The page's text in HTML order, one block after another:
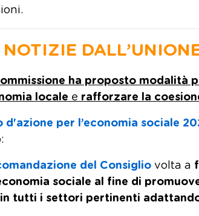
NOTIZIE
ha proposto modalità
locale e rafforzare la
d'azione per l’economia sociale
del Consiglio volta a
sociale al fine di
in tutti i settori pertinenti